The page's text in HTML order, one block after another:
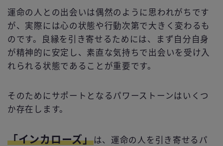
運命の人との出会いは偶然のように思われがちです
が、実際には心の状態や行動次第で大きく変わるも
のです。良縁を引き寄せるためには、まず自分自身
が精神的に安定し、素直な気持ちで出会いを受け入
れられる状態であることが重要です。
そのためにサポートとなるパワーストーンはいくつ
か存在します。
「インカローズ」は、運命の人を引き寄せるパ